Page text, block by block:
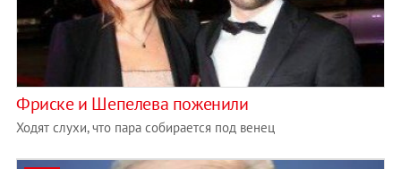
Фриске и Шепелева поженили
Ходят слухи, что пара собирается под венец